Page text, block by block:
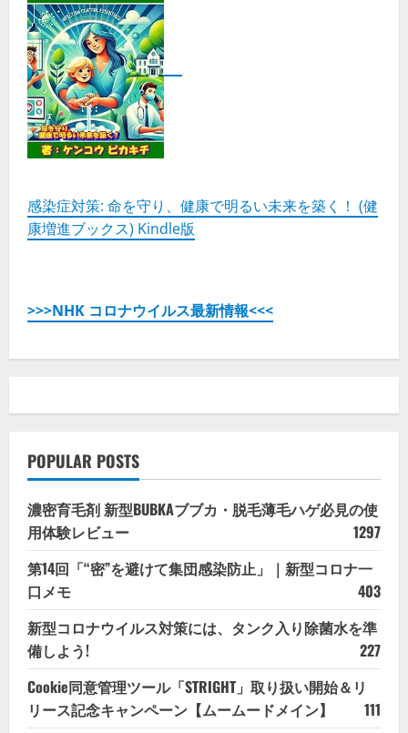
感染症対策: 命を守り、健康で明るい未来を築く！ (健
康増進ブックス) Kindle版
>>>NHK コロナウイルス最新情報<<<
POPULAR POSTS
濃密育毛剤 新型BUBKAブブカ・脱毛薄毛ハゲ必見の使
用体験レビュー
1297
第14回「“密”を避けて集団感染防止」｜新型コロナ一
口メモ
403
新型コロナウイルス対策には、タンク入り除菌水を準
備しよう!
227
Cookie同意管理ツール「STRIGHT」取り扱い開始＆リ
リース記念キャンペーン【ムームードメイン】
111